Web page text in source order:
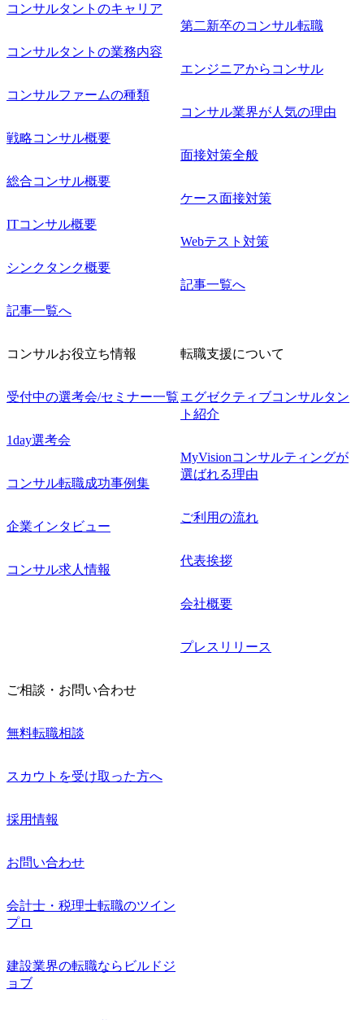
コンサルタントのキャリア
コンサルタントの業務内容
コンサルファームの種類
戦略コンサル概要
総合コンサル概要
ITコンサル概要
シンクタンク概要
記事一覧へ
第二新卒のコンサル転職
エンジニアからコンサル
コンサル業界が人気の理由
面接対策全般
ケース面接対策
Webテスト対策
記事一覧へ
コンサルお役立ち情報
受付中の選考会/セミナー一覧
1day選考会
コンサル転職成功事例集
企業インタビュー
コンサル求人情報
転職支援について
エグゼクティブコンサルタン
ト紹介
MyVisionコンサルティングが
選ばれる理由
ご利用の流れ
代表挨拶
会社概要
プレスリリース
ご相談・お問い合わせ
無料転職相談
スカウトを受け取った方へ
採用情報
お問い合わせ
会計士・税理士転職のツイン
プロ
建設業界の転職ならビルドジ
ョブ